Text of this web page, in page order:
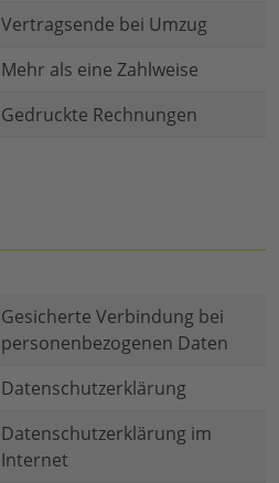
Vertragsende bei Umzug
Mehr als eine Zahlweise
Gedruckte Rechnungen
Gesicherte Verbindung bei
personenbezogenen Daten
Datenschutzerklärung
Datenschutzerklärung im
Internet